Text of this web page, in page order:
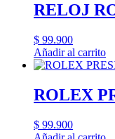
RELOJ
$ 99.900
Añadir al carrito
ROLEX
$ 99.900